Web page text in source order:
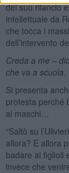
del suo rilancio
intellettuale da
che tocca i
dell’intervento
Creda a me –
che va a scuola.
Si presenta
protesta perché
ai maschi…
“Saltò su
allora? E allora
badare ai figlioli
invece che